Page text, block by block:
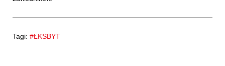
Tagi: #ŁKSBYT